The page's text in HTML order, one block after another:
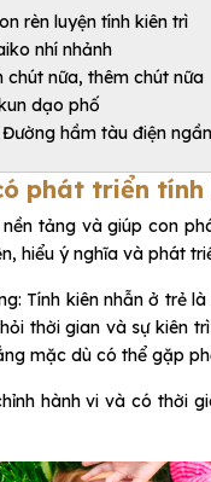
rèn luyện tính kiên trì
nhí nhảnh
chút nữa, thêm chút nữa
dạo phố
Đường hầm tàu điện
phát triển
tảng và giúp con
hiểu ý nghĩa và phát
Tính kiên nhẫn ở trẻ
thời gian và sự kiên
mặc dù có thể gặp
hành vi và có thời